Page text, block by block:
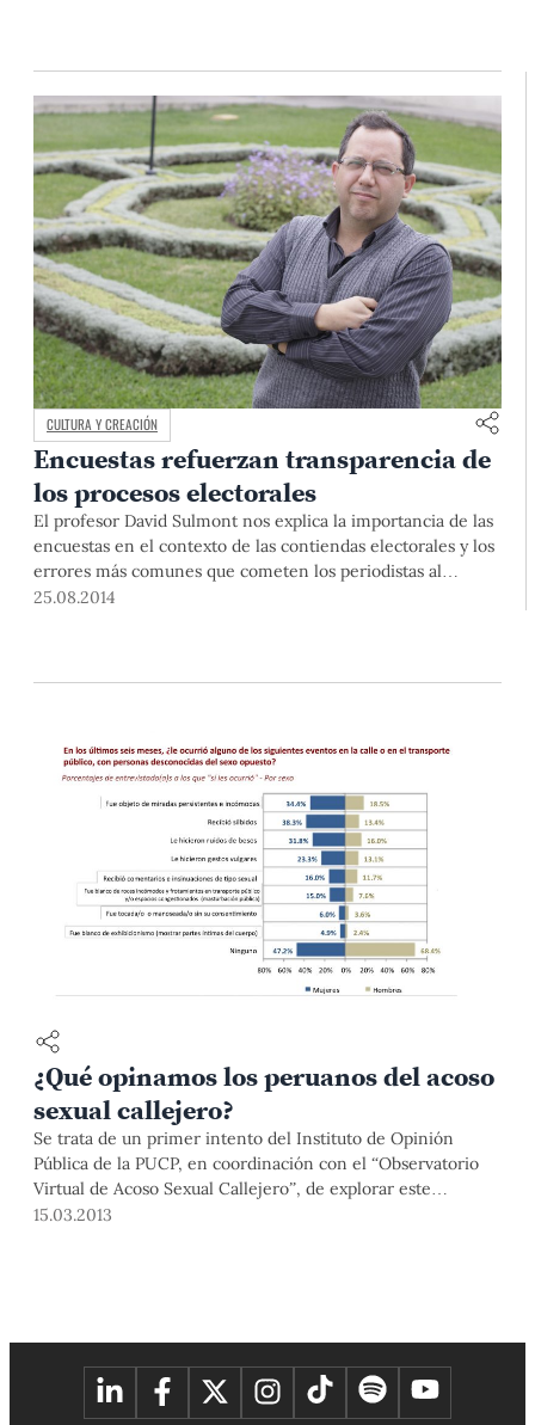
CULTURA Y CREACIÓN
Encuestas refuerzan transparencia de
los procesos electorales
El profesor David Sulmont nos explica la importancia de las
encuestas en el contexto de las contiendas electorales y los
errores más comunes que cometen los periodistas al
momento de interpretarlas.
25.08.2014
¿Qué opinamos los peruanos del acoso
sexual callejero?
Se trata de un primer intento del Instituto de Opinión
Pública de la PUCP, en coordinación con el “Observatorio
Virtual de Acoso Sexual Callejero”, de explorar este
fenómeno. Los resultados plantean la pregunta ¿qué hacer
15.03.2013